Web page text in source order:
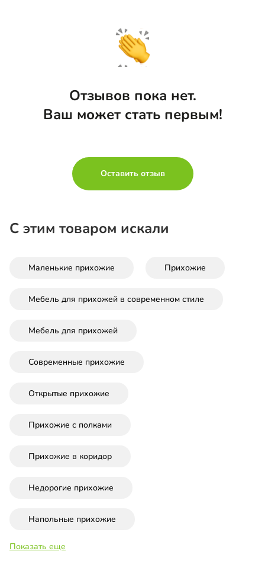
Отзывов пока нет.
Ваш может стать первым!
Оставить отзыв
С этим товаром искали
Маленькие прихожие Прихожие
Мебель для прихожей в современном стиле
Мебель для прихожей
Современные прихожие
Открытые прихожие
Прихожие с полками
Прихожие в коридор
Недорогие прихожие
Напольные прихожие
Показать еще